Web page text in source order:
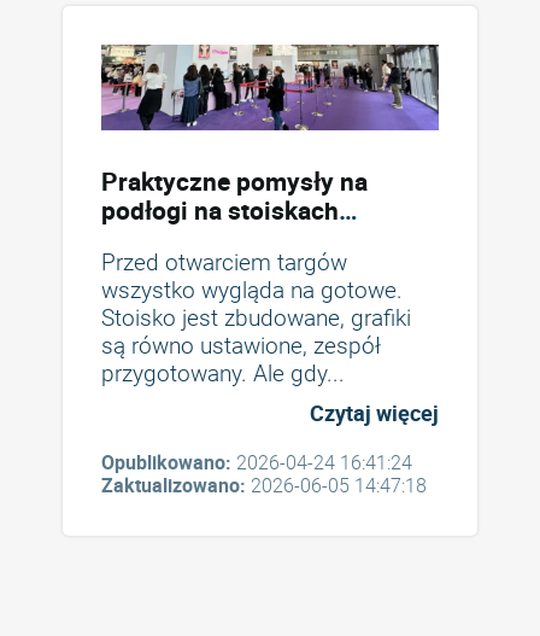
Praktyczne pomysły na
podłogi na stoiskach
Przed otwarciem targów
wszystko wygląda na gotowe.
Stoisko jest zbudowane, grafiki
są równo ustawione, zespół
przygotowany. Ale gdy...
Czytaj więcej
Opublikowano: 2026-04-24 16:41:24
Zaktualizowano: 2026-06-05 14:47:18